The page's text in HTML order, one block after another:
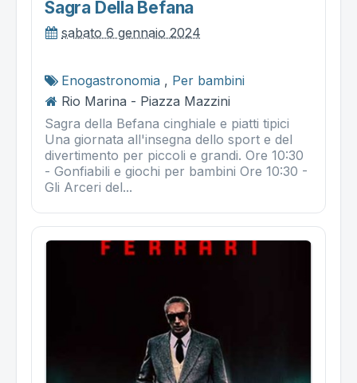
Sagra Della Befana
sabato 6 gennaio 2024
Enogastronomia , Per bambini
Rio Marina - Piazza Mazzini
Sagra della Befana cinghiale e piatti tipici
Una giornata all'insegna dello sport e del
divertimento per piccoli e grandi. Ore 10:30
- Gonfiabili e giochi per bambini Ore 10:30 -
Gli Arceri del...